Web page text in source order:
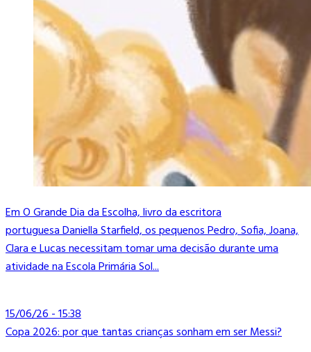
Em O Grande Dia da Escolha, livro da escritora
portuguesa Daniella Starfield, os pequenos Pedro, Sofia, Joana,
Clara e Lucas necessitam tomar uma decisão durante uma
atividade na Escola Primária Sol...
15/06/26 - 15:38
Copa 2026: por que tantas crianças sonham em ser Messi?